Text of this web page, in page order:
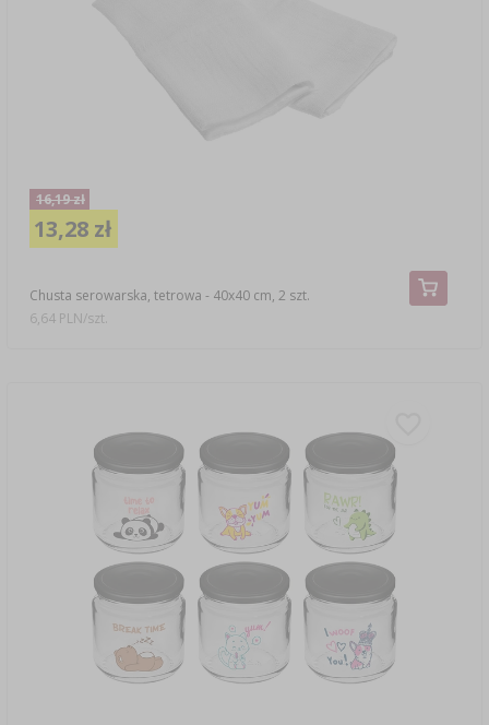
Chusta serowarska, tetrowa - 40x40 cm, 2 szt.
16,19 zł
13,28 zł
6,64 PLN/szt.